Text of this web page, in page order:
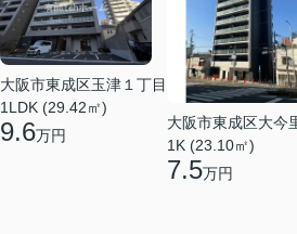
大阪市東成区玉津１丁目
1LDK (29.42㎡)
9.6万円
大阪市東成区大今
1K (23.10㎡)
7.5万円